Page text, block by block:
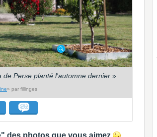
Perse planté l'automne dernier»
» par fillinges